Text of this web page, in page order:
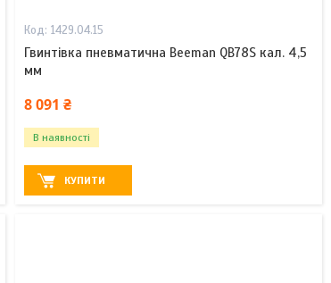
1429.04.15
Гвинтівка пневматична Beeman QB78S кал. 4,5
мм
8 091 ₴
В наявності
КУПИТИ